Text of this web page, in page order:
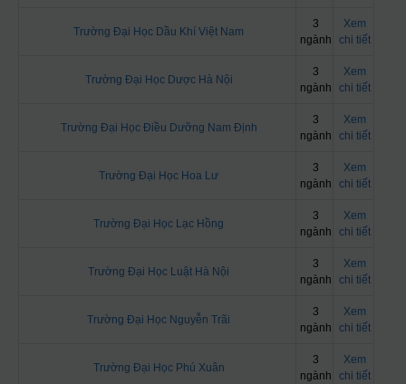
Trường Đại Học Dầu Khí Việt Nam
3
ngành
Xem
chi tiết
Trường Đại Học Dược Hà Nội
3
ngành
Xem
chi tiết
Trường Đại Học Điều Dưỡng Nam Định
3
ngành
Xem
chi tiết
Trường Đại Học Hoa Lư
3
ngành
Xem
chi tiết
Trường Đại Học Lạc Hồng
3
ngành
Xem
chi tiết
Trường Đại Học Luật Hà Nội
3
ngành
Xem
chi tiết
Trường Đại Học Nguyễn Trãi
3
ngành
Xem
chi tiết
Trường Đại Học Phú Xuân
3
ngành
Xem
chi tiết